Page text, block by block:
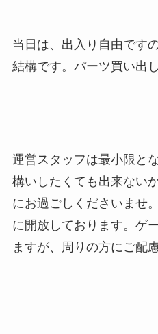
当日は、出入り自由です
結構です。パーツ買い出
運営スタッフは最小限と
構いしたくても出来ない
にお過ごしくださいませ
に開放しております。ゲ
ますが、周りの方にご配